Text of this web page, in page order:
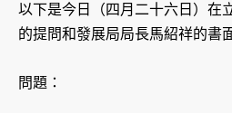
以下是今日（四月二十六日）在
的提問和發展局局長馬紹祥的書
問題：